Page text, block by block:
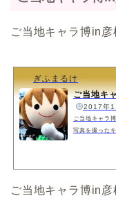
ご当地キャラ博in
ぎふまるけ
ご当地キ
2017年
ご当地キャラ
写真を撮った
ルペンでした
ご当地キャラ博in